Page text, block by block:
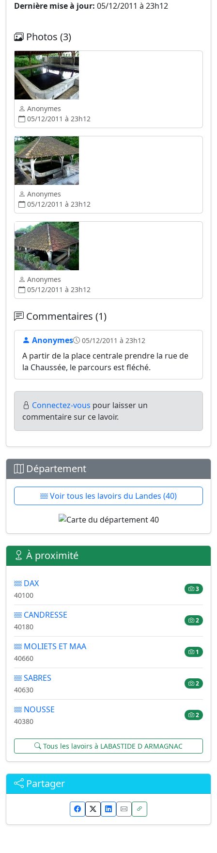
Dernière mise à jour: 05/12/2011 à 23h12
Photos (3)
Anonymes
05/12/2011 à 23h12
Anonymes
05/12/2011 à 23h12
Anonymes
05/12/2011 à 23h12
Commentaires (1)
Anonymes 05/12/2011 à 23h12
A partir de la place centrale prendre la rue de
la Chaussée, le parcours est fléché.
Connectez-vous pour laisser un
commentaire sur ce lavoir.
Département
Voir tous les lavoirs du Landes (40)
À proximité
DAX
40100
3
CANDRESSE
40180
2
MOLIETS ET MAA
40660
1
SABRES
40630
2
NOUSSE
40380
2
Tous les lavoirs à LABASTIDE D ARMAGNAC
Partager